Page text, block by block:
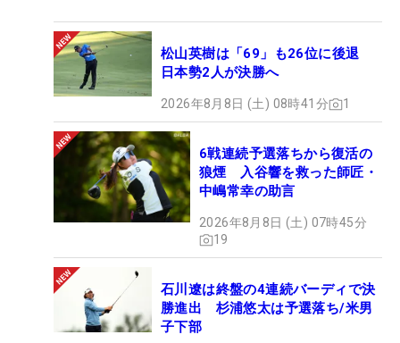
松山英樹は「69」も26位に後退
日本勢2人が決勝へ
2026年8月8日 (土) 08時41分 1
6戦連続予選落ちから復活の
狼煙 入谷響を救った師匠・
中嶋常幸の助言
2026年8月8日 (土) 07時45分
19
石川遼は終盤の4連続バーディで決
勝進出 杉浦悠太は予選落ち/米男
子下部